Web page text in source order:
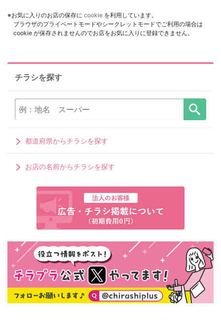
※お気に入りのお店の保存に cookie を利用しています。
ブラウザのプライベートモードやシークレットモードでご利用の場合は
cookie が保存されませんのでお店をお気に入りに登録できません。
チラシを探す
都道府県からチラシを探す
お店の名前からチラシを探す